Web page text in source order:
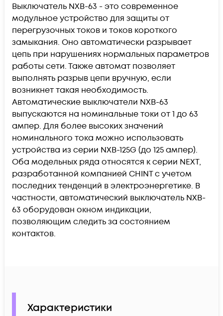
Выключатель NXB-63 - это современное
модульное устройство для защиты от
перегрузочных токов и токов короткого
замыкания. Оно автоматически разрывает
цепь при нарушениях нормальных параметров
работы сети. Также автомат позволяет
выполнять разрыв цепи вручную, если
возникнет такая необходимость.
Автоматические выключатели NXB-63
выпускаются на номинальные токи от 1 до 63
ампер. Для более высоких значений
номинального тока можно использовать
устройства из серии NXB-125G (до 125 ампер).
Оба модельных ряда относятся к серии NEXT,
разработанной компанией CHINT с учетом
последних тенденций в электроэнергетике. В
частности, автоматический выключатель NXB-
63 оборудован окном индикации,
позволяющим следить за состоянием
контактов.
Характеристики